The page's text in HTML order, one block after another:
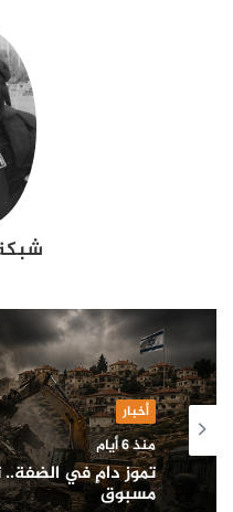
أخبار
منذ 6 أيام
تموز دامٍ في
مسبوق